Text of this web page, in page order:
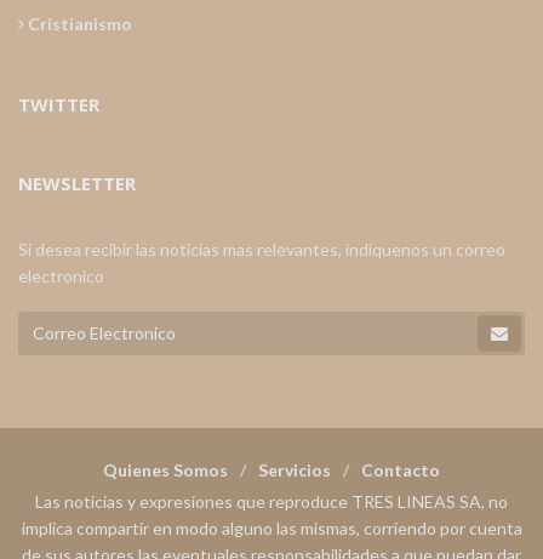
Cristianismo
TWITTER
NEWSLETTER
Si desea recibir las noticias mas relevantes, indiquenos un correo
electronico
Quienes Somos Servicios
Contacto
Las noticias y expresiones que reproduce TRES LINEAS SA, no
implica compartir en modo alguno las mismas, corriendo por cuenta
de sus autores las eventuales responsabilidades a que puedan dar